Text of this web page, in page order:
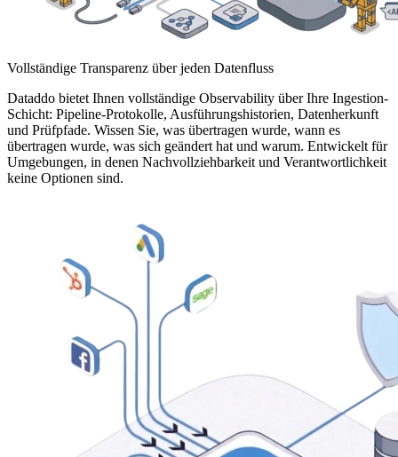
Vollständige Transparenz über jeden Datenfluss
Dataddo bietet Ihnen vollständige Observability über Ihre Ingestion-
Schicht: Pipeline-Protokolle, Ausführungshistorien, Datenherkunft
und Prüfpfade. Wissen Sie, was übertragen wurde, wann es
übertragen wurde, was sich geändert hat und warum. Entwickelt für
Umgebungen, in denen Nachvollziehbarkeit und Verantwortlichkeit
keine Optionen sind.